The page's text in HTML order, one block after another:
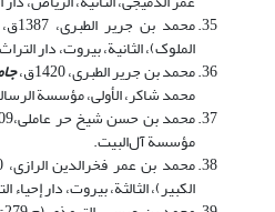
محمد بن جریر الطبری، 1387‌ق،
الملوک)، الثانیة، بیروت، دار
محمد بن جریر الطبری، 1420‌ق،
محمد شاکر، الأولی، مؤسسة
محمد بن حسن شیخ حر عاملی،1409ق،
مؤسسة آل‌البیت‏.‏
محمد بن عمر فخرالدین الرازی، 1420ق،
الکبیر)، الثالثة، بیروت، دار إحیاء